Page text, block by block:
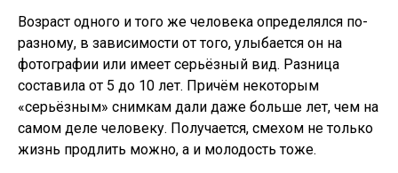
Возраст одного и того же человека определялся по-
разному, в зависимости от того, улыбается он на
фотографии или имеет серьёзный вид. Разница
составила от 5 до 10 лет. Причём некоторым
«серьёзным» снимкам дали даже больше лет, чем на
самом деле человеку. Получается, смехом не только
жизнь продлить можно, а и молодость тоже.